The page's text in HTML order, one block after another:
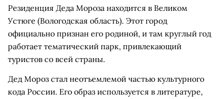
Резиденция Деда Мороза находится в Великом
Устюге (Вологодская область). Этот город
официально признан его родиной, и там круглый год
работает тематический парк, привлекающий
туристов со всей страны.
Дед Мороз стал неотъемлемой частью культурного
кода России. Его образ используется в литературе,